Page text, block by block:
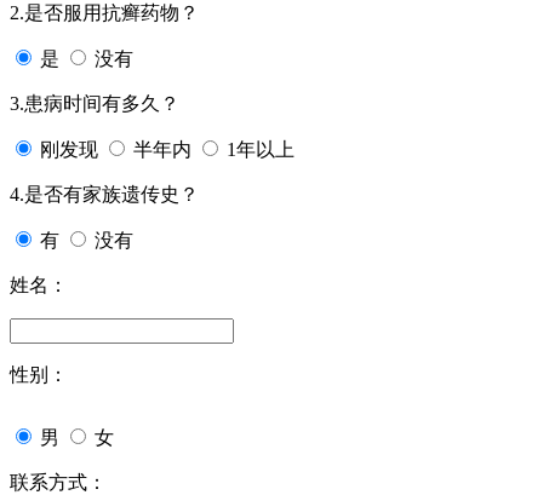
2.是否服用抗癣药物？
是 没有
3.患病时间有多久？
刚发现 半年内 1年以上
4.是否有家族遗传史？
有 没有
姓名：
性别：
男 女
联系方式：